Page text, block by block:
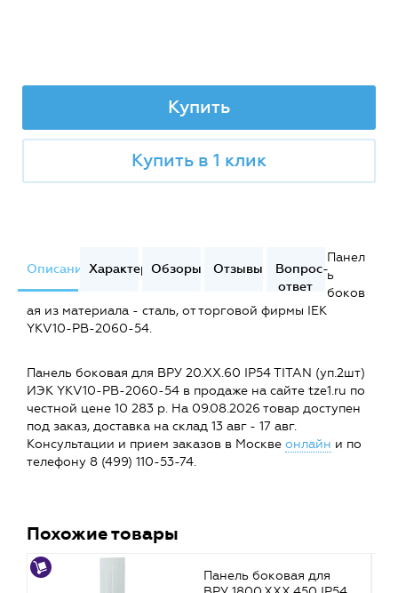
Купить
Купить в 1 клик
ОписаниеХарактеристики
Обзоры Отзывы
Вопрос-
ответ
Панел
ь
боков
ая из материала - сталь, от торговой фирмы IEK
YKV10-PB-2060-54.
Панель боковая для ВРУ 20.ХХ.60 IP54 TITAN (уп.2шт)
ИЭК YKV10-PB-2060-54 в продаже на сайте tze1.ru по
честной цене 10 283 р. На 09.08.2026 товар доступен
под заказ, доставка на склад 13 авг - 17 авг.
Консультации и прием заказов в Москве онлайн и по
телефону 8 (499) 110-53-74.
Похожие товары
Панель боковая для